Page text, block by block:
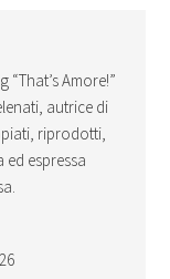
Amore!”
autrice di
riprodotti,
espressa